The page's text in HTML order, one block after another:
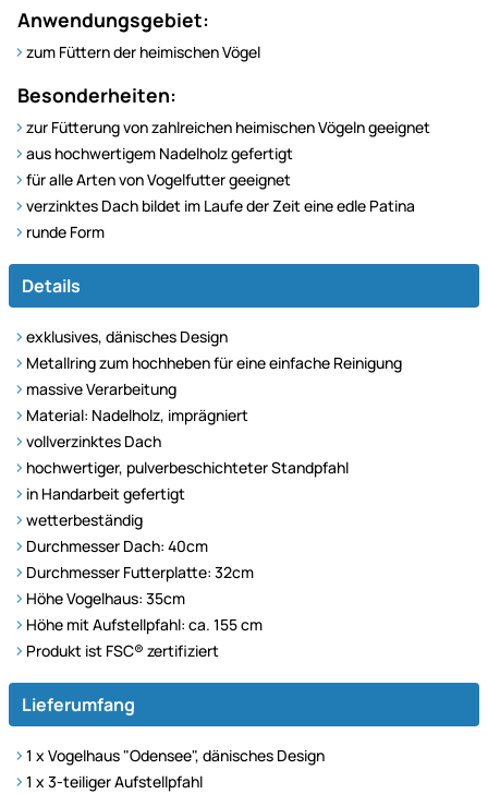
Anwendungsgebiet:
zum Füttern der heimischen Vögel
Besonderheiten:
zur Fütterung von zahlreichen heimischen Vögeln geeignet
aus hochwertigem Nadelholz gefertigt
für alle Arten von Vogelfutter geeignet
verzinktes Dach bildet im Laufe der Zeit eine edle Patina
runde Form
Details
exklusives, dänisches Design
Metallring zum hochheben für eine einfache Reinigung
massive Verarbeitung
Material: Nadelholz, imprägniert
vollverzinktes Dach
hochwertiger, pulverbeschichteter Standpfahl
in Handarbeit gefertigt
wetterbeständig
Durchmesser Dach: 40cm
Durchmesser Futterplatte: 32cm
Höhe Vogelhaus: 35cm
Höhe mit Aufstellpfahl: ca. 155 cm
Produkt ist FSC® zertifiziert
Lieferumfang
1 x Vogelhaus "Odensee", dänisches Design
1 x 3-teiliger Aufstellpfahl